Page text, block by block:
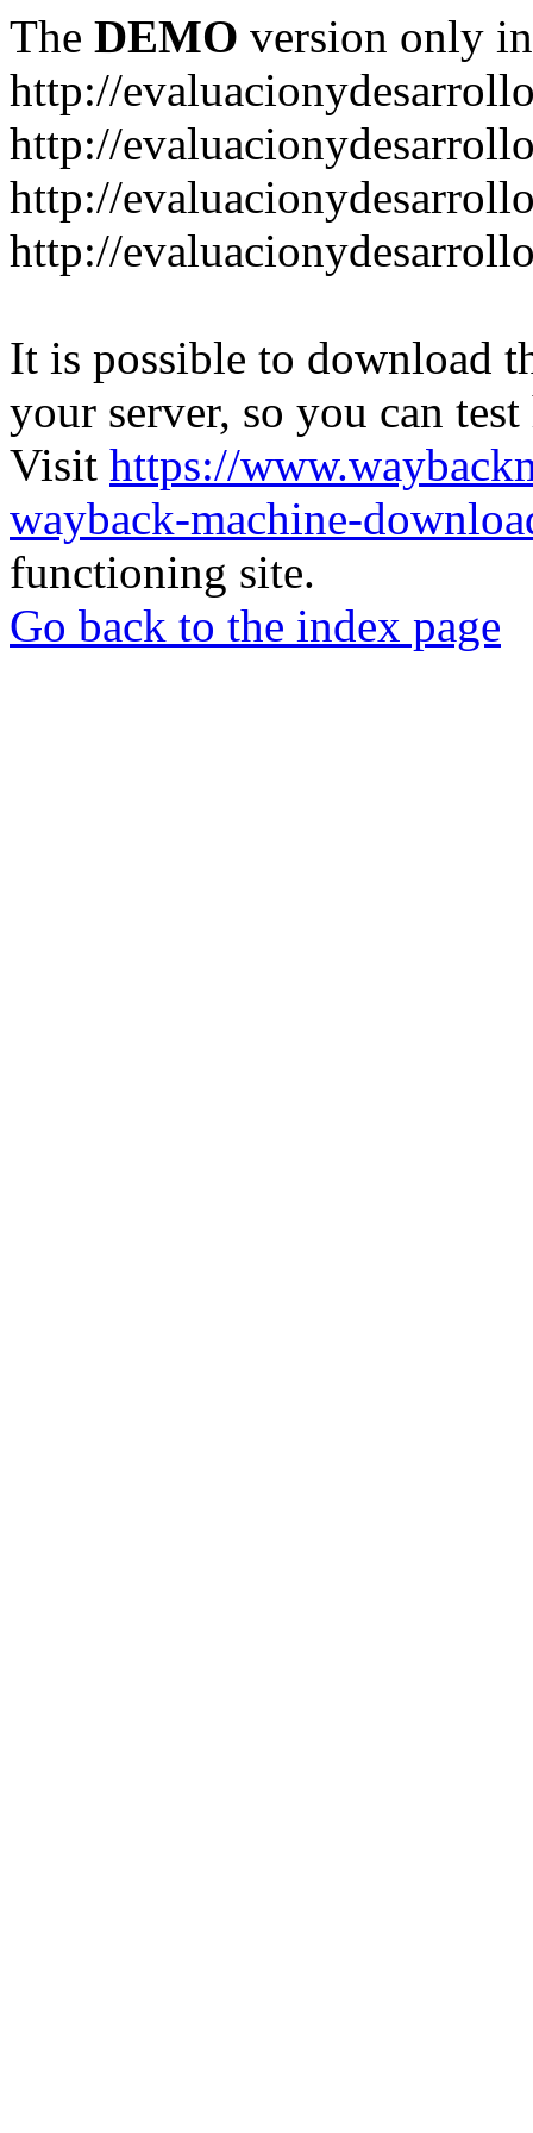
The DEMO version only
http://
http://
http://
http://
It is possible to download
your server, so you can
Visit https://
wayback-machine-
functioning site.
Go back to the index page